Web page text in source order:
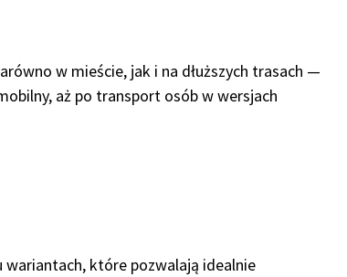
w mieście, jak i na dłuższych trasach —
aż po transport osób w wersjach
które pozwalają idealnie